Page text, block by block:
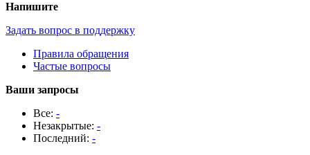
Напишите
Задать вопрос в поддержку
Правила обращения
Частые вопросы
Ваши запросы
Все: -
Незакрытые: -
Последний: -